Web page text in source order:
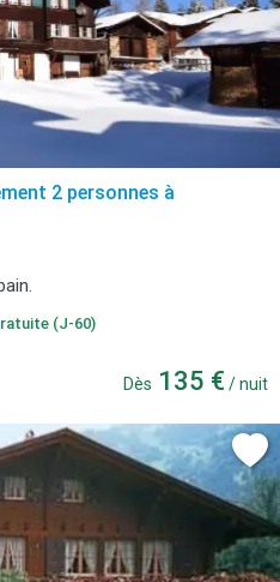
2 personnes à
(J-60)
Dès 135 € / nuit